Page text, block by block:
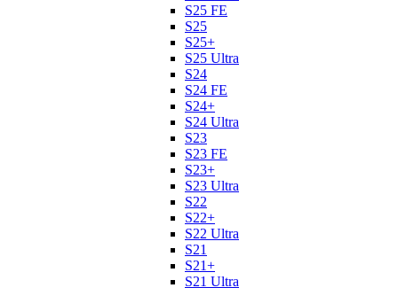
S25 FE
S25
S25+
S25 Ultra
S24
S24 FE
S24+
S24 Ultra
S23
S23 FE
S23+
S23 Ultra
S22
S22+
S22 Ultra
S21
S21+
S21 Ultra